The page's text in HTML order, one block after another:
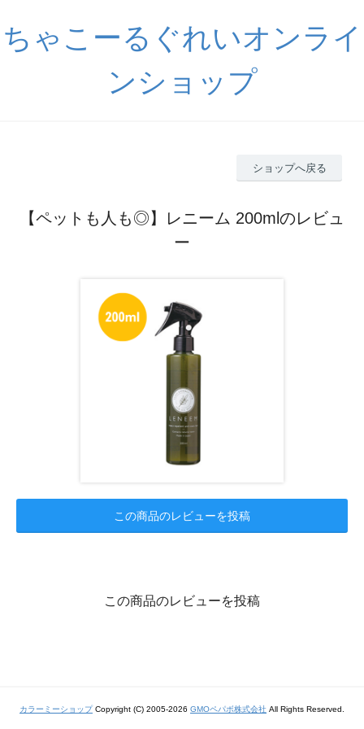
ちゃこーるぐれいオンライ
ンショップ
ショップへ戻る
【ペットも人も◎】レニーム 200mlのレビュ
ー
この商品のレビューを投稿
この商品のレビューを投稿
カラーミーショップCopyright (C) 2005-2026 GMOペパボ株式会社 All Rights Reserved.